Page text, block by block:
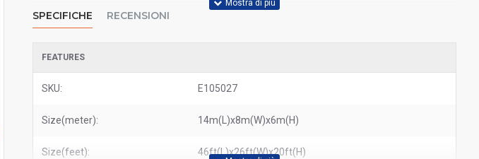
SPECIFICHE RECENSIONI
FEATURES
SKU: E105027
Size(meter): 14m(L)x8m(W)x6m(H)
Size(feet): 46ft(L)x26ft(W)x20ft(H)